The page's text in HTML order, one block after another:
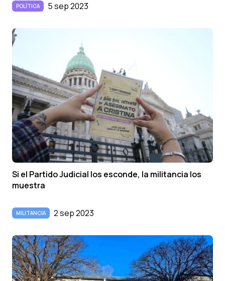
POLÍTICA 5 sep 2023
Si el Partido Judicial los esconde, la militancia los
muestra
MILITANCIA 2 sep 2023